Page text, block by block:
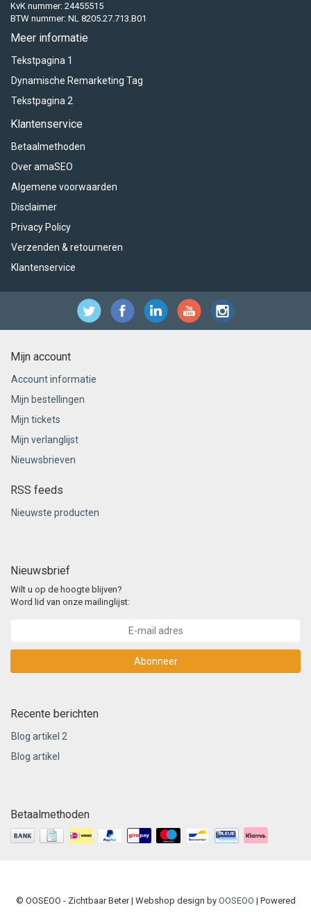
KvK nummer: 24455515
BTW nummer: NL 8205.27.713.B01
Meer informatie
Tekstpagina 1
Dynamische Remarketing Tag
Tekstpagina 2
Klantenservice
Betaalmethoden
Over amaSEO
Algemene voorwaarden
Disclaimer
Privacy Policy
Verzenden & retourneren
Klantenservice
Mijn account
Account informatie
Mijn bestellingen
Mijn tickets
Mijn verlanglijst
Nieuwsbrieven
RSS feeds
Nieuwste producten
Nieuwsbrief
Wilt u op de hoogte blijven?
Word lid van onze mailinglijst:
Abonneer
Recente berichten
Blog artikel 2
Blog artikel
Betaalmethoden
© OOSEOO - Zichtbaar Beter | Webshop design by OOSEOO | Powered